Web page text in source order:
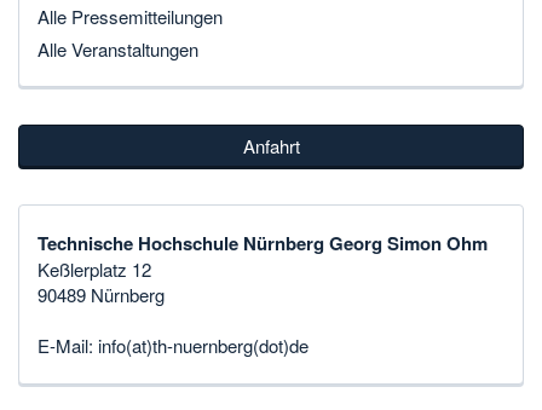
Alle Pressemitteilungen
Alle Veranstaltungen
Anfahrt
Technische Hochschule Nürnberg Georg Simon Ohm
Keßlerplatz 12
90489 Nürnberg
E-Mail: info(at)th-nuernberg(dot)de